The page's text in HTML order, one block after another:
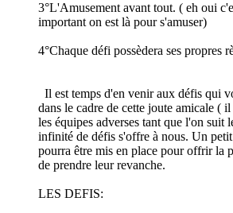
3°L'Amusement avant tout. ( eh oui
important on est là pour s'amuser)
4°Chaque défi possèdera ses propres
Il est temps d'en venir aux défis qui
dans le cadre de cette joute amicale (
les équipes adverses tant que l'on suit
infinité de défis s'offre à nous. Un
pourra être mis en place pour offrir la
de prendre leur revanche.
LES DEFIS: